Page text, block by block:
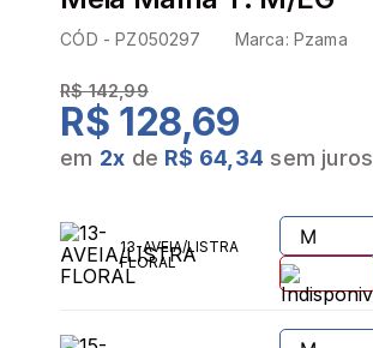
CÓD -PZ050297 Marca: Pzama
R$ 142,99
R$ 128,69
em 2x de R$ 64,34 sem juros
13-AVEIA/LISTRA
FLORAL